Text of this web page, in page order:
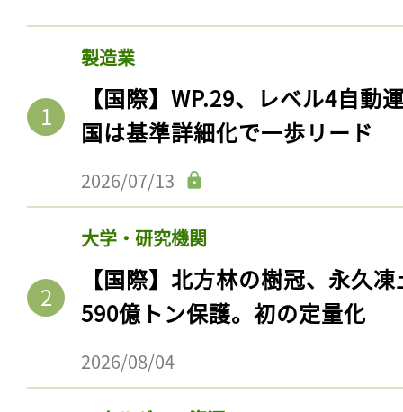
製造業
【国際】WP.29、レベル4自動
国は基準詳細化で一歩リード
2026/07/13
大学・研究機関
【国際】北方林の樹冠、永久
590億トン保護。初の定量化
2026/08/04